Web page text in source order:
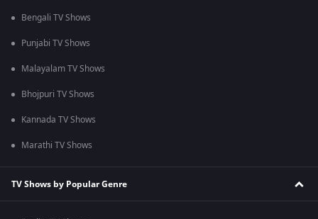
Bengali TV Shows
Punjabi TV Shows
Malayalam TV Shows
Bhojpuri TV Shows
Kannada TV Shows
Marathi TV Shows
TV Shows by Popular Genre